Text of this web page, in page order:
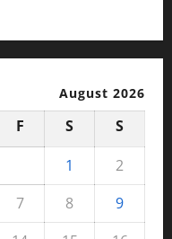
August 2026
F S
S
1
2
7 8
9